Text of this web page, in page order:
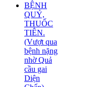
BỆNH
QUỶ,
THUỐC
TIÊN.
(Vượt qua
bệnh nặng
nhờ Quả
cầu gai
Diện